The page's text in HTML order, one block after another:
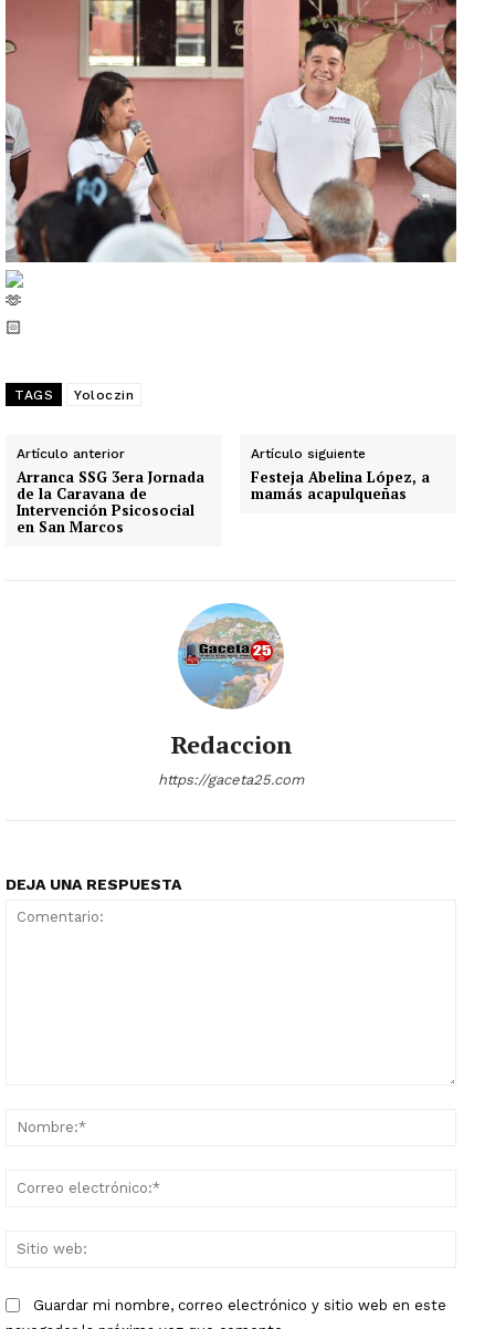
TAGS Yoloczin
Artículo anterior
Arranca SSG 3era Jornada
de la Caravana de
Intervención Psicosocial
en San Marcos
Artículo siguiente
Festeja Abelina López, a
mamás acapulqueñas
Redaccion
https://gaceta25.com
DEJA UNA RESPUESTA
Guardar mi nombre, correo electrónico y sitio web en este